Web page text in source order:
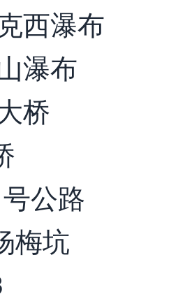
西瀑布
瀑布
桥
公路
梅坑